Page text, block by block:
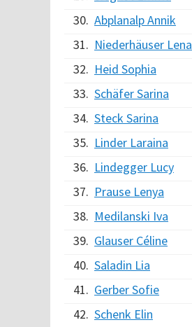
30. Abplanalp Annik
31. Niederhäuser Lena
32. Heid Sophia
33. Schäfer Sarina
34. Steck Sarina
35. Linder Laraina
36. Lindegger Lucy
37. Prause Lenya
38. Medilanski Iva
39. Glauser Céline
40. Saladin Lia
41. Gerber Sofie
42. Schenk Elin